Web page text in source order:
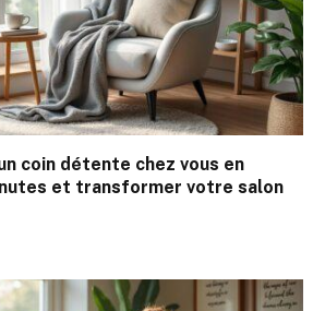
coin détente chez vous en
et transformer votre salon